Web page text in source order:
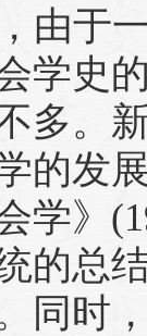
由于
学史
多。
的发
学》
的总
同时